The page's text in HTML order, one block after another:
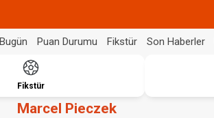
Puan Durumu Fikstür Son Haberler
Fikstür
Marcel Pieczek